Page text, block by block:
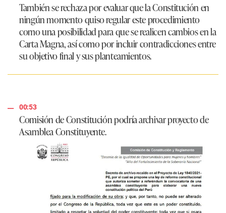
También se rechaza por evaluar que la Constitución en
ningún momento quiso regular este procedimiento
como una posibilidad para que se realicen cambios en la
Carta Magna, así como por incluir contradicciones entre
su objetivo final y sus planteamientos.
00:53
Comisión de Constitución podría archivar proyecto de
Asamblea Constituyente.